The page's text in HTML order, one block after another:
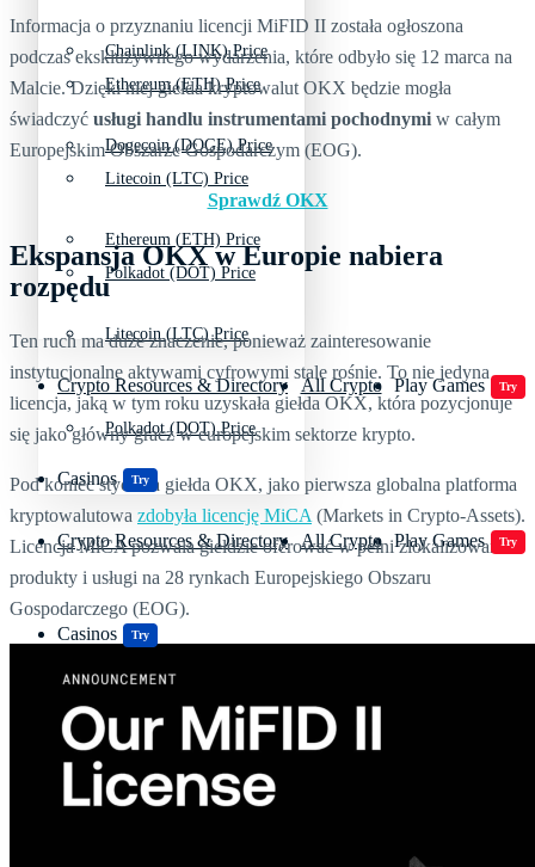
Ethereum (ETH) Price
Litecoin (LTC) Price
Polkadot (DOT) Price
Crypto Resources & Directory All Crypto Play Games Try
Casinos Try
Chainlink (LINK) Price
Dogecoin (DOGE) Price
Ethereum (ETH) Price
Litecoin (LTC) Price
Polkadot (DOT) Price
Crypto Resources & Directory All Crypto Play Games Try
Casinos Try
Informacja o przyznaniu licencji MiFID II została ogłoszona
podczas ekskluzywnego wydarzenia, które odbyło się 12 marca na
Malcie. Dzięki niej giełda kryptowalut OKX będzie mogła
świadczyć usługi handlu instrumentami pochodnymi w całym
Europejskim Obszarze Gospodarczym (EOG).
Sprawdź OKX
Ekspansja OKX w Europie nabiera
rozpędu
Ten ruch ma duże znaczenie, ponieważ zainteresowanie
instytucjonalne aktywami cyfrowymi stale rośnie. To nie jedyna
licencja, jaką w tym roku uzyskała giełda OKX, która pozycjonuje
się jako główny gracz w europejskim sektorze krypto.
Pod koniec stycznia giełda OKX, jako pierwsza globalna platforma
kryptowalutowa zdobyła licencję MiCA (Markets in Crypto-Assets).
Licencja MiCA pozwala giełdzie oferować w pełni zlokalizowane
produkty i usługi na 28 rynkach Europejskiego Obszaru
Gospodarczego (EOG).